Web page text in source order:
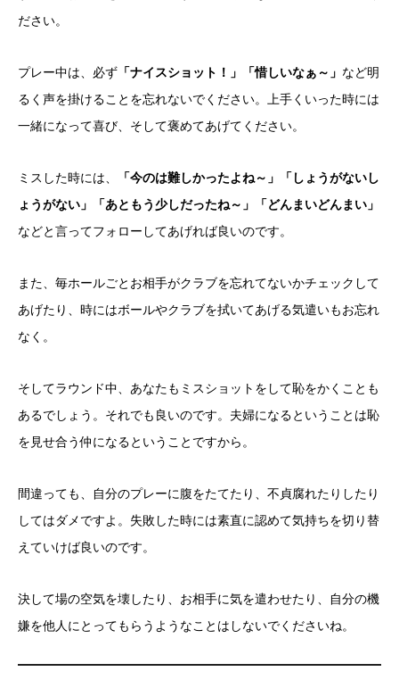
ださい。
プレー中は、必ず 「ナイスショット！」「惜しいなぁ～」 など明
るく声を掛けることを忘れないでください。上手くいった時には
一緒になって喜び、そして褒めてあげてください。
ミスした時には、
「今のは難しかったよね～」「しょうがないし
ょうがない」「あともう少しだったね～」「どんまいどんまい」
などと言ってフォローしてあげれば良いのです。
また、毎ホールごとお相手がクラブを忘れてないかチェックして
あげたり、時にはボールやクラブを拭いてあげる気遣いもお忘れ
なく。
そしてラウンド中、あなたもミスショットをして恥をかくことも
あるでしょう。 それでも良いのです。 夫婦になるということは恥
を見せ合う仲になるということですから。
間違っても、自分のプレーに腹をたてたり、不貞腐れたりしたり
してはダメですよ。 失敗した時には素直に認めて気持ちを切り替
えていけば良いのです。
決して場の空気を壊したり、お相手に気を遣わせたり、自分の機
嫌を他人にとってもらうようなことはしないでくださいね。